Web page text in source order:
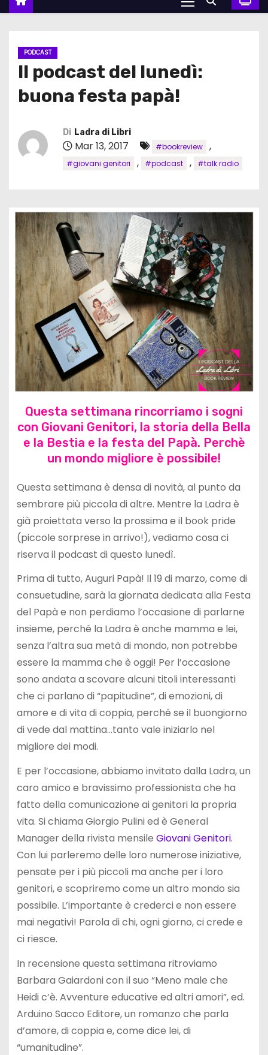
PODCAST
Il podcast del lunedì:
buona festa papà!
Di Ladra di Libri
Mar 13, 2017 #bookreview ,
#giovani genitori , #podcast , #talk radio
Questa settimana rincorriamo i sogni
con Giovani Genitori, la storia della Bella
e la Bestia e la festa del Papà. Perchè
un mondo migliore è possibile!
Questa settimana è densa di novità, al punto da
sembrare più piccola di altre. Mentre la Ladra è
già proiettata verso la prossima e il book pride
(piccole sorprese in arrivo!), vediamo cosa ci
riserva il podcast di questo lunedì.
Prima di tutto, Auguri Papà! Il 19 di marzo, come di
consuetudine, sarà la giornata dedicata alla Festa
del Papà e non perdiamo l’occasione di parlarne
insieme, perché la Ladra è anche mamma e lei,
senza l’altra sua metà di mondo, non potrebbe
essere la mamma che è oggi! Per l’occasione
sono andata a scovare alcuni titoli interessanti
che ci parlano di “papitudine”, di emozioni, di
amore e di vita di coppia, perché se il buongiorno
di vede dal mattina…tanto vale iniziarlo nel
migliore dei modi.
E per l’occasione, abbiamo invitato dalla Ladra, un
caro amico e bravissimo professionista che ha
fatto della comunicazione ai genitori la propria
vita. Si chiama Giorgio Pulini ed è General
Manager della rivista mensile Giovani Genitori.
Con lui parleremo delle loro numerose iniziative,
pensate per i più piccoli ma anche per i loro
genitori, e scopriremo come un altro mondo sia
possibile. L’importante è crederci e non essere
mai negativi! Parola di chi, ogni giorno, ci crede e
ci riesce.
In recensione questa settimana ritroviamo
Barbara Gaiardoni con il suo “Meno male che
Heidi c’è. Avventure educative ed altri amori”, ed.
Arduino Sacco Editore, un romanzo che parla
d’amore, di coppia e, come dice lei, di
“umanitudine”.